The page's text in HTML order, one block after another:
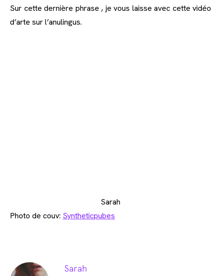
Sur cette dernière phrase , je vous laisse avec cette vidéo
d’arte sur l’anulingus.
Sarah
Photo de couv: Syntheticpubes
Sarah